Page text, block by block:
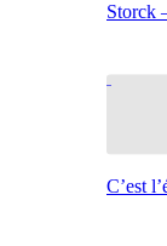
Storck
C’est